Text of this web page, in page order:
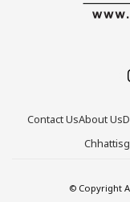
Contact UsAbout Us
© Copyright